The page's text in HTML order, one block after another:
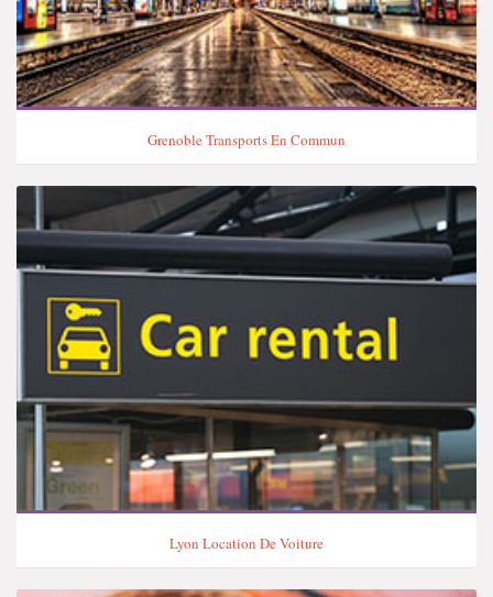
Grenoble Transports En Commun
Lyon Location De Voiture